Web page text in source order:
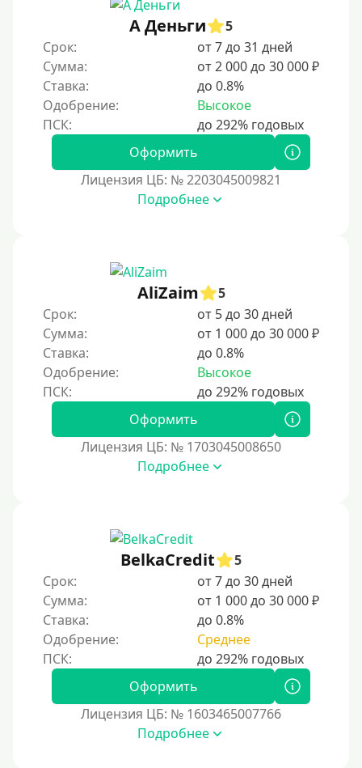
4 месяца
5 месяцев
На полгода
180 дней
5 лет
Краткосрочные
Долгосрочные
Принятие решения
За 1 минуту
За 15 минут
За час
Срочные
Моментальные онлайн
В день обращения
А Деньги
5
Срок:
от 7 до 31 дней
Сумма:
от 2 000 до 30 000 ₽
Ставка:
до 0.8%
Одобрение:
Высокое
Оформить
Лицензия ЦБ: № 2203045009821
Подробнее
AliZaim
5
Срок:
от 5 до 30 дней
Сумма:
от 1 000 до 30 000 ₽
Ставка:
до 0.8%
Одобрение:
Высокое
Оформить
Лицензия ЦБ: № 1703045008650
Подробнее
BelkaCredit
5
Срок:
от 7 до 30 дней
Сумма:
от 1 000 до 30 000 ₽
Ставка:
до 0.8%
Одобрение:
Среднее
Оформить
Лицензия ЦБ: № 1603465007766
Подробнее